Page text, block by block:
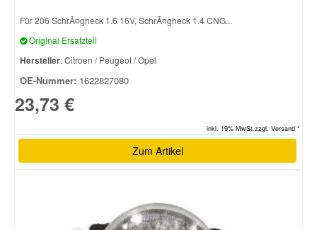
Für 206 SchrÃ¤gheck 1.6 16V, SchrÃ¤gheck 1.4 CNG...
Original Ersatzteil
Hersteller: Citroen / Peugeot / Opel
OE-Nummer: 1622827080
23,73 €
inkl. 19% MwSt.zzgl. Versand *
Zum Artikel